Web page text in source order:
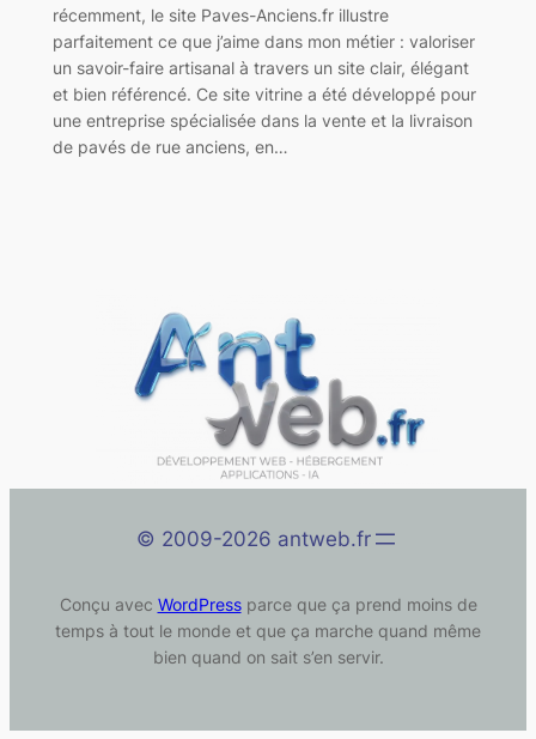
récemment, le site Paves-Anciens.fr illustre
parfaitement ce que j’aime dans mon métier : valoriser
un savoir-faire artisanal à travers un site clair, élégant
et bien référencé. Ce site vitrine a été développé pour
une entreprise spécialisée dans la vente et la livraison
de pavés de rue anciens, en…
©️ 2009-2026 antweb.fr
Conçu avec WordPressparce que ça prend moins de
temps à tout le monde et que ça marche quand même
bien quand on sait s’en servir.